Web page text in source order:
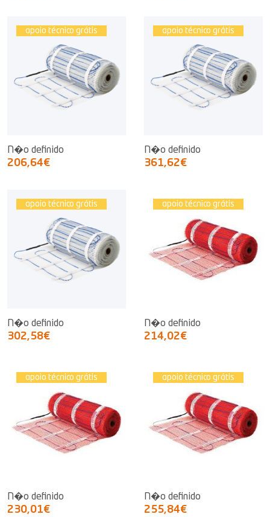
apoio técnico grátis
N�o definido
206,64€
apoio técnico grátis
N�o definido
361,62€
apoio técnico grátis
N�o definido
302,58€
apoio técnico grátis
N�o definido
214,02€
apoio técnico grátis
N�o definido
230,01€
apoio técnico grátis
N�o definido
255,84€